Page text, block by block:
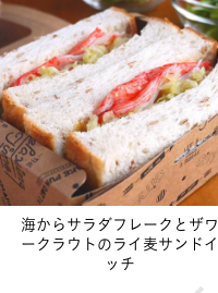
海からサラダフレークとザワ
ークラウトのライ麦サンドイ
ッチ